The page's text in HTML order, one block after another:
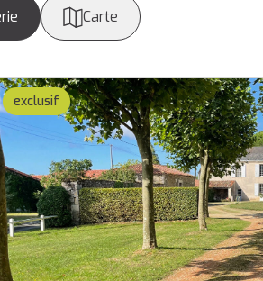
Carte
exclusif